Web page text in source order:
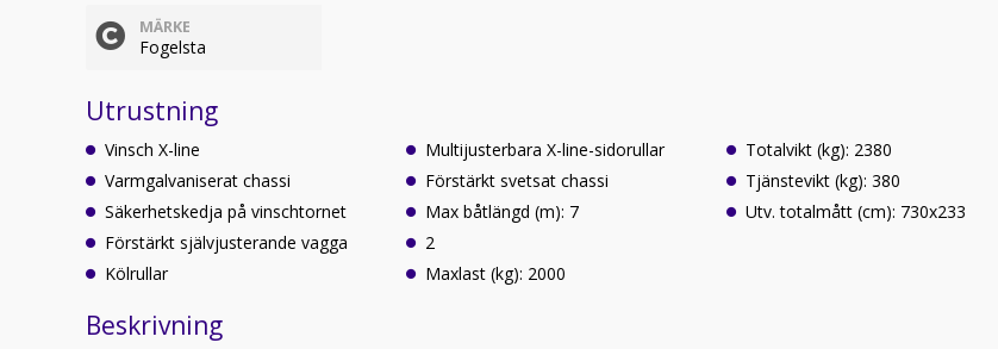
MÄRKE
Fogelsta
Utrustning
Vinsch X-line
Varmgalvaniserat chassi
Säkerhetskedja på vinschtornet
Förstärkt självjusterande vagga
Kölrullar
Multijusterbara X-line-sidorullar
Förstärkt svetsat chassi
Max båtlängd (m): 7
2
Maxlast (kg): 2000
Totalvikt (kg): 2380
Tjänstevikt (kg): 380
Utv. totalmått (cm): 730x233
Beskrivning